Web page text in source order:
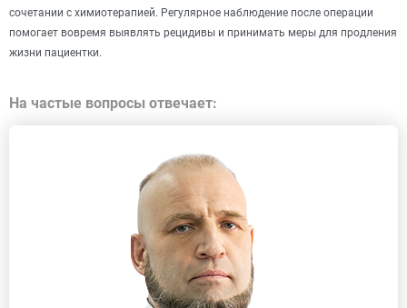
сочетании с химиотерапией. Регулярное наблюдение после операции
помогает вовремя выявлять рецидивы и принимать меры для продления
жизни пациентки.
На частые вопросы отвечает: